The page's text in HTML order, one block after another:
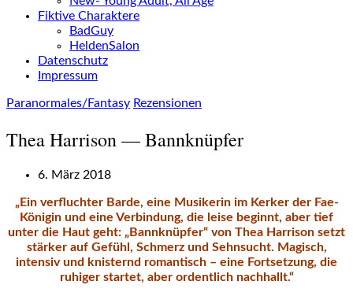
Fiktive Charaktere
BadGuy
HeldenSalon
Datenschutz
Impressum
Paranormales/Fantasy Rezensionen
Thea Harrison — Bannknüpfer
6. März 2018
„Ein verfluchter Barde, eine Musikerin im Kerker der Fae-
Königin und eine Verbindung, die leise beginnt, aber tief
unter die Haut geht: „Bannknüpfer“ von Thea Harrison setzt
stärker auf Gefühl, Schmerz und Sehnsucht. Magisch,
intensiv und knisternd romantisch – eine Fortsetzung, die
ruhiger startet, aber ordentlich nachhallt.“